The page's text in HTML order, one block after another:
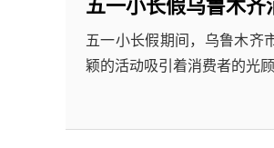
五一小长假期间，乌鲁木齐
颖的活动吸引着消费者的光